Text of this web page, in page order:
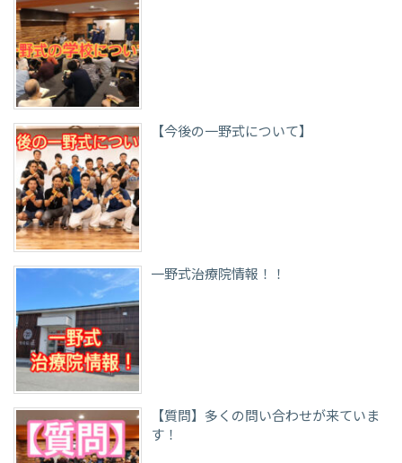
【今後の一野式について】
一野式治療院情報！！
【質問】多くの問い合わせが来ていま
す！